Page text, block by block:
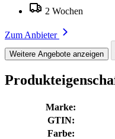
2 Wochen
Zum Anbieter
Weitere Angebote anzeigen
Marke:
GTIN:
Farbe: